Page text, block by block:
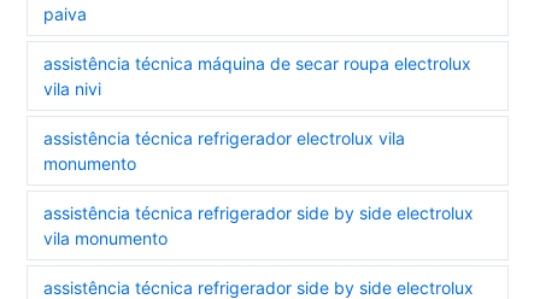
paiva
assistência técnica máquina de secar roupa electrolux
vila nivi
assistência técnica refrigerador electrolux vila
monumento
assistência técnica refrigerador side by side electrolux
vila monumento
assistência técnica refrigerador side by side electrolux